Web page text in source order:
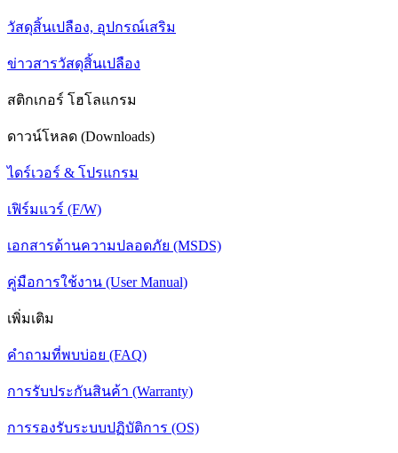
วัสดุสิ้นเปลือง, อุปกรณ์เสริม
ข่าวสารวัสดุสิ้นเปลือง
สติกเกอร์ โฮโลแกรม
ดาวน์โหลด (Downloads)
ไดร์เวอร์ & โปรแกรม
เฟิร์มแวร์ (F/W)
เอกสารด้านความปลอดภัย (MSDS)
คู่มือการใช้งาน (User Manual)
เพิ่มเติม
คำถามที่พบบ่อย (FAQ)
การรับประกันสินค้า (Warranty)
การรองรับระบบปฏิบัติการ (OS)